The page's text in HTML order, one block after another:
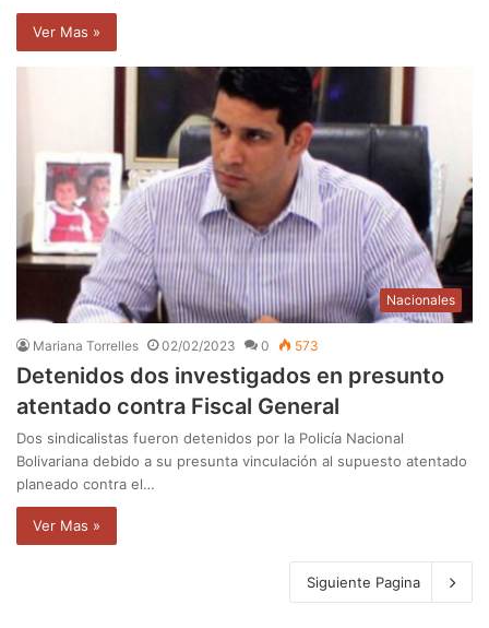
Ver Mas »
Nacionales
Mariana Torrelles 02/02/2023 0 573
Detenidos dos investigados en presunto
atentado contra Fiscal General
Dos sindicalistas fueron detenidos por la Policía Nacional
Bolivariana debido a su presunta vinculación al supuesto atentado
planeado contra el…
Ver Mas »
Siguiente Pagina